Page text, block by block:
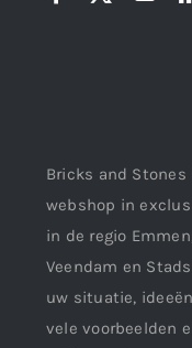
Bricks and
webshop in
in de regio
Veendam en
uw situatie,
vele voorbeelden